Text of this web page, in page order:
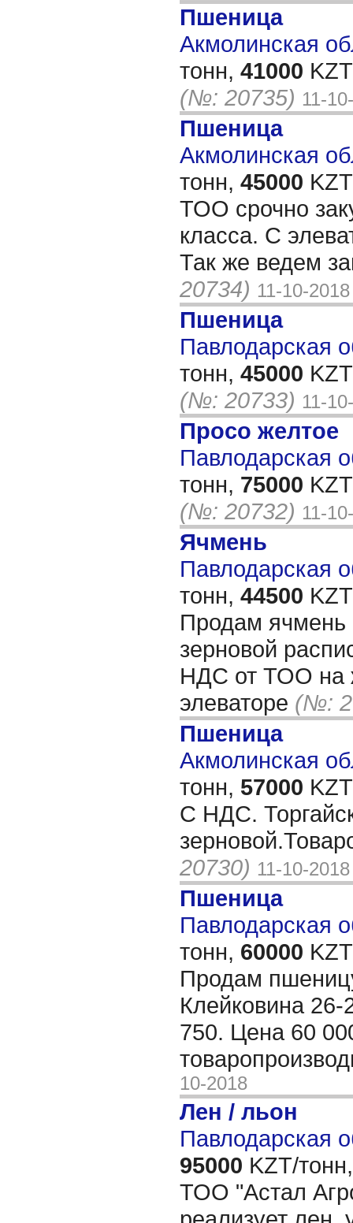
Пшеница
Акмолинская
тонн, 41000
(№: 20735) 11-
Пшеница
Акмолинская
тонн, 45000
ТОО срочно
класса. С
Так же ведем
20734) 11-10-2018
Пшеница
Павлодарская
тонн, 45000
(№: 20733) 11-
Просо желтое
Павлодарская
тонн, 75000
(№: 20732) 11-
Ячмень
Павлодарская
тонн, 44500
Продам ячмень
зерновой
НДС от ТОО на
элеваторе (№:
Пшеница
Акмолинская
тонн, 57000
С НДС.
20730) 11-10-2018
Пшеница
Павлодарская
тонн, 60000
Продам
Клейковина
750. Цена 60
10-2018
Лен / льон
Павлодарская
95000 KZT/тонн,
ТОО "Астал